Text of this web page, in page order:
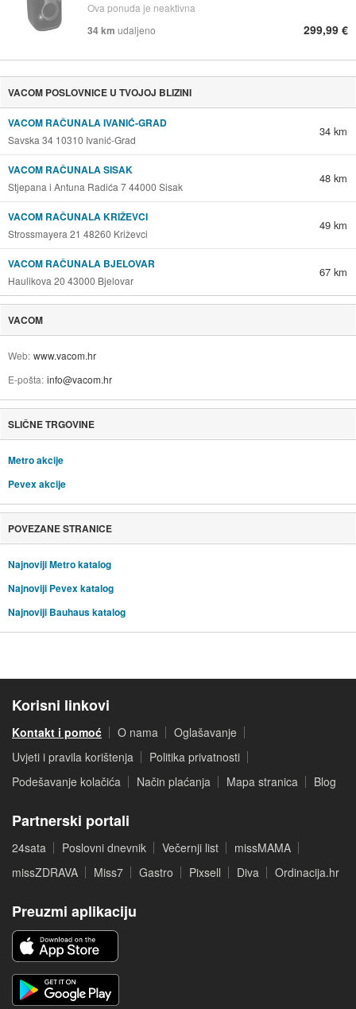
Ova ponuda je neaktivna
34 km udaljeno 299,99 €
VACOM POSLOVNICE U TVOJOJ BLIZINI
VACOM RAČUNALA IVANIĆ-GRAD
Savska 34 10310 Ivanić-Grad
34 km
VACOM RAČUNALA SISAK
Stjepana i Antuna Radića 7 44000 Sisak
48 km
VACOM RAČUNALA KRIŽEVCI
Strossmayera 21 48260 Križevci
49 km
VACOM RAČUNALA BJELOVAR
Haulikova 20 43000 Bjelovar
67 km
VACOM
Web www.vacom.hr
E-pošta info@vacom.hr
SLIČNE TRGOVINE
Metro akcije
Pevex akcije
POVEZANE STRANICE
Najnoviji Metro katalog
Najnoviji Pevex katalog
Najnoviji Bauhaus katalog
Korisni linkovi
Kontakt i pomoć O nama
Oglašavanje
Uvjeti i pravila korištenja
Politika privatnosti
Podešavanje kolačića
Način plaćanja Mapa stranica Blog
Partnerski portali
24sata Poslovni dnevnik Večernji list
missMAMA
missZDRAVA
Miss7 Gastro Pixsell Diva Ordinacija.hr
Preuzmi aplikaciju